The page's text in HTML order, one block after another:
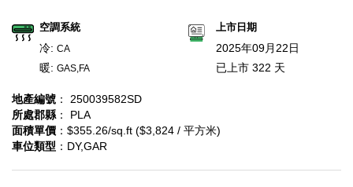
空調系統
冷: CA
暖: GAS,FA
上市日期
2025年09月22日
已上市 322 天
地產編號 ： 250039582SD
所處郡縣 ： PLA
面積單價 ：$355.26/sq.ft ($3,824 / 平方米)
車位類型 ：DY,GAR